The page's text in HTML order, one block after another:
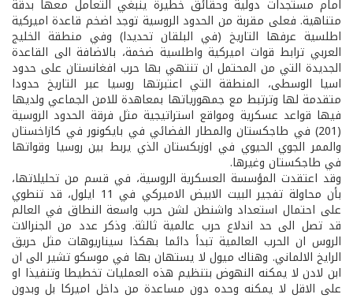
امام مستجدات دولية وحقائق خطيرة ينبغي التعامل معها بدقة
متناهية. فعلى مقربة من الحدود الروسية توجد اضخم قاعدة اميركية
اطلسية عرفها التاريخ (في البلقان تحديدا) وفي منطقة الخليج
العربي ترابط قوات اميركية واطلسية ضخمة، بالاضافة الى القاعدة
الجديدة التي من المحتمل ان تنتهي بها حرب افغانستان على حدود
اسيا الوسطى، المنطقة التي اعتبرتها روسيا عبر التاريخ حدودا
متقدمة لها وترتبط مع جمهورياتها بمعاهدة للامن الجماعي ولديها
فيها قواعد عسكرية ومواقع استراتيجية مثل فرقة الحدود الروسية
(201) في طاجكستان والمطار الفضائي في بايكونور في كازاخستان
والممر الجوي الحيوي في اوزبكستان الذي يربط بين روسيا وقواتها
في طاجكستان وغيرها.
وقد اعتقدت المؤسسة العسكرية الروسية، في قسم من تحليلاتها،
بأن محاولة تفجير البيت الابيض الاميركي في 11 ايلول، قد تنطوي
على احتمال استعداد واشنطن لشن حرب واسعة النطاق في العالم
قد تصل الى حد اندلاع حرب عالمية ثالثة. وذكر عدد من الجنرالات
الروس ان الحرب العالمية تبدأ دائما بهكذا سيناريوهات مثل حريق
الرايخ الالماني. وهناك ميول لا يستهان بها في موسكو تشير الى ان
ابن لادن لا يمكنه النهوض بتنظيم هذه العمليات تخطيطا وتنفيذا او
على الاقل لا يمكنه وحده دون مساعدة من داخل اميركا بل وبدون